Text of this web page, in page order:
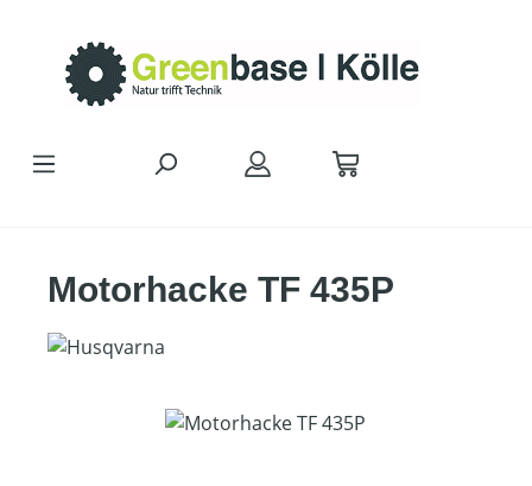
Motorhacke TF 435P
Bildergalerie überspringen